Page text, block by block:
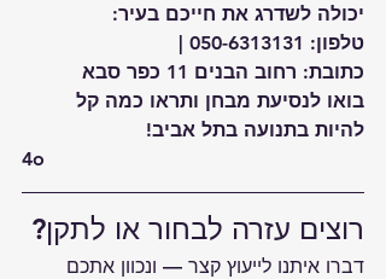
יכולה לשדרג את חייכם בעיר:
טלפון: 050-6313131 |
כתובת: רחוב הבנים 11 כפר סבא
בואו לנסיעת מבחן ותראו כמה קל
להיות בתנועה בתל אביב!
4o
רוצים עזרה לבחור או לתקן?
דברו איתנו לייעוץ קצר — ונכוון אתכם